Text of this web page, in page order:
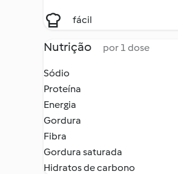
fácil
Nutrição por 1 dose
Sódio
Proteína
Energia
Gordura
Fibra
Gordura saturada
Hidratos de carbono